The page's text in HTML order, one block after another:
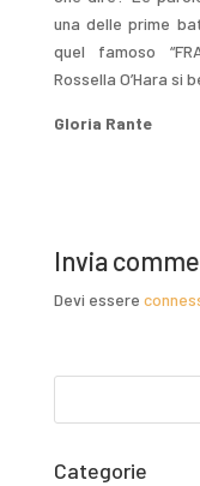
una delle prime
quel famoso
Rossella O’Hara si
Gloria Rante
Invia
Devi essere
Categorie